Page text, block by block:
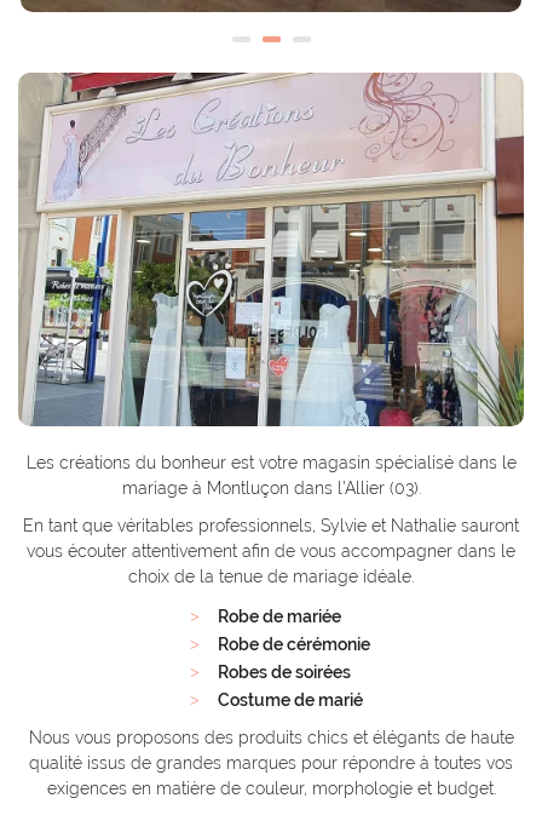
Les créations du bonheur est votre magasin spécialisé dans le
mariage à Montluçon dans l'Allier (03).
En tant que véritables professionnels, Sylvie et Nathalie sauront
vous écouter attentivement afin de vous accompagner dans le
choix de la tenue de mariage idéale.
Robe de mariée
Robe de cérémonie
Robes de soirées
Costume de marié
Nous vous proposons des produits chics et élégants de haute
qualité issus de grandes marques pour répondre à toutes vos
exigences en matière de couleur, morphologie et budget.